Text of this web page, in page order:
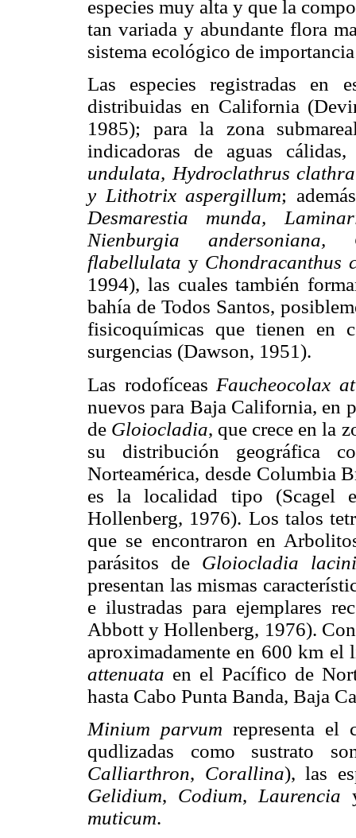
especies muy alta y que la
tan variada y abundante flora
sistema ecológico de
Las especies registradas en
distribuidas en California
1985); para la zona
indicadoras de aguas
undulata, Hydroclathrus
y Lithotrix aspergillum;
Desmarestia munda,
Nienburgia
flabellulata y Chondracanthus
1994), las cuales también
bahía de Todos Santos,
fisicoquímicas que tienen en
surgencias (Dawson, 1951).
Las rodofíceas Faucheocolax
nuevos para Baja California, en
de Gloiocladia, que crece en la
su distribución geográfica
Norteamérica, desde Columbia
es la localidad tipo (Scagel
Hollenberg, 1976). Los talos
que se encontraron en
parásitos de Gloiocladia
presentan las mismas
e ilustradas para ejemplares
Abbott y Hollenberg, 1976).
aproximadamente en 600 km
attenuata en el Pacífico de
hasta Cabo Punta Banda, Baja
Minium parvum representa el
qudlizadas como sustrato
Calliarthron, Corallina), las
Gelidium, Codium, Laurencia
muticum.